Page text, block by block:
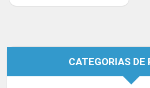
original atual
CATEGORIAS DE